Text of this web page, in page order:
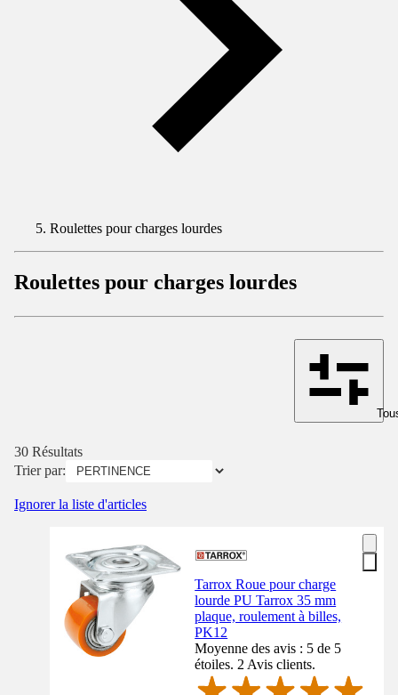
Roulettes pour charges lourdes
Roulettes pour charges lourdes
30 Résultats
Trier par:
Ignorer la liste d'articles
Tarrox Roue pour charge
lourde PU Tarrox 35 mm
plaque, roulement à billes,
PK12
Moyenne des avis : 5 de 5
étoiles. 2 Avis clients.